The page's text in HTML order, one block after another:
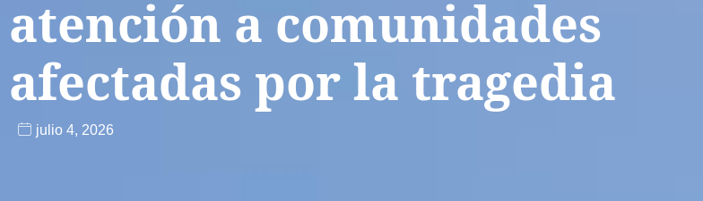
atención a comunidades
afectadas por la tragedia
julio 4, 2026